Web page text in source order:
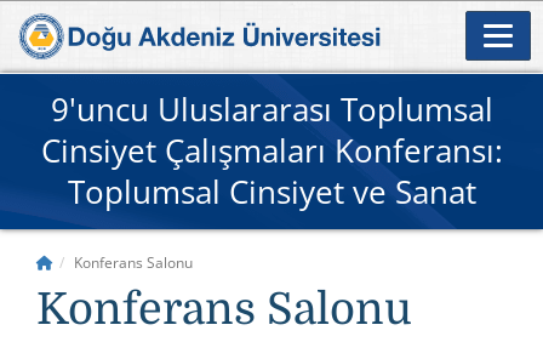
9'uncu Uluslararası Toplumsal
Cinsiyet Çalışmaları Konferansı:
Toplumsal Cinsiyet ve Sanat
Konferans Salonu
Konferans Salonu